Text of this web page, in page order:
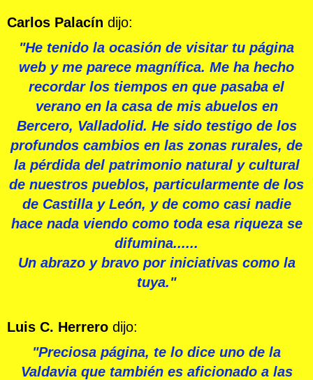
Carlos Palacín dijo:
"He tenido la ocasión de visitar tu página
web y me parece magnífica. Me ha hecho
recordar los tiempos en que pasaba el
verano en la casa de mis abuelos en
Bercero, Valladolid. He sido testigo de los
profundos cambios en las zonas rurales, de
la pérdida del patrimonio natural y cultural
de nuestros pueblos, particularmente de los
de Castilla y León, y de como casi nadie
hacenadaviendo como toda esa riqueza se
difumina......
Un abrazoybravoporiniciativas como la
tuya."
Luis C. Herrero dijo:
"Preciosa página, te lo dice uno de la
Valdavia que también es aficionado a las